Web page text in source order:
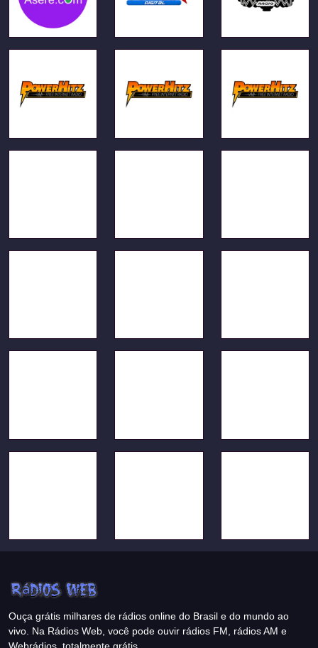
Ouça grátis milhares de rádios online do Brasil e do mundo ao
vivo. Na Rádios Web, você pode ouvir rádios FM, rádios AM e